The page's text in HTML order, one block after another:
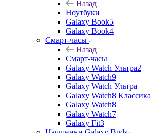
Назад
Ноутбуки
Galaxy Book5
Galaxy Book4
Смарт-часы
Назад
Смарт-часы
Galaxy Watch Ультра2
Galaxy Watch9
Galaxy Watch Ультра
Galaxy Watch8 Классика
Galaxy Watch8
Galaxy Watch7
Galaxy Fit3